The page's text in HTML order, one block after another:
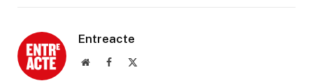
Entreacte
Web Facebook